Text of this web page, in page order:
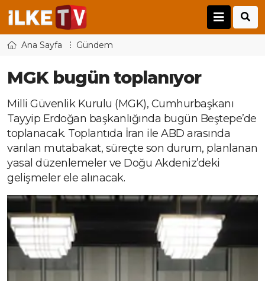
Ana Sayfa Gündem
MGK bugün toplanıyor
Milli Güvenlik Kurulu (MGK), Cumhurbaşkanı
Tayyip Erdoğan başkanlığında bugün Beştepe’de
toplanacak. Toplantıda İran ile ABD arasında
varılan mutabakat, süreçte son durum, planlanan
yasal düzenlemeler ve Doğu Akdeniz’deki
gelişmeler ele alınacak.